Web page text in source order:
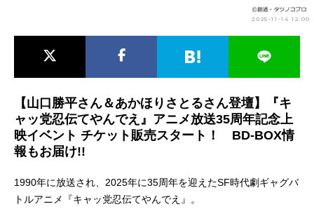
男性声優/女性声優一覧
2025-11-14 12:00
【山口勝平さん＆あかほりさとるさん登壇】『キ
ャッ党忍伝てやんでえ』アニメ放送35周年記念上
映イベント チケット販売スタート！ BD-BOX情
報もお届け!!
1990年に放送され、2025年に35周年を迎えたSF時代劇ギャグバ
トルアニメ『キャッ党忍伝てやんでえ』。